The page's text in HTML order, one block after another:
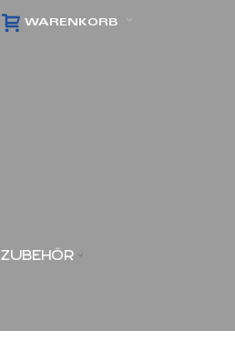
WARENKORB
ZUBEHÖR